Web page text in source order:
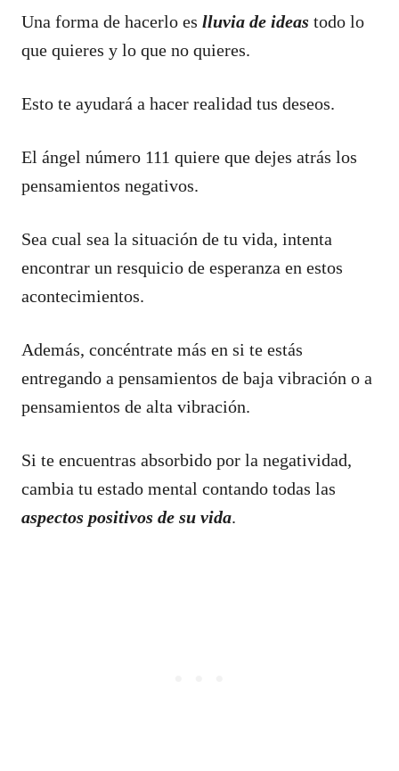
Una forma de hacerlo es lluvia de ideas todo lo
que quieres y lo que no quieres.
Esto te ayudará a hacer realidad tus deseos.
El ángel número 111 quiere que dejes atrás los
pensamientos negativos.
Sea cual sea la situación de tu vida, intenta
encontrar un resquicio de esperanza en estos
acontecimientos.
Además, concéntrate más en si te estás
entregando a pensamientos de baja vibración o a
pensamientos de alta vibración.
Si te encuentras absorbido por la negatividad,
cambia tu estado mental contando todas las
aspectos positivos de su vida.